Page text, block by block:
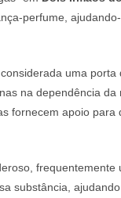
perfume,
uma
na dependência
fornecem apoio
frequentemente
substância,